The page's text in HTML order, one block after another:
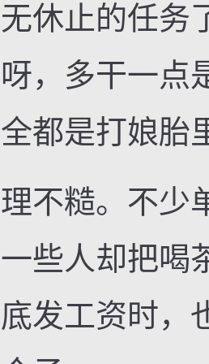
休止的任务
，多干一点
都是打娘胎
糙。不少
些人却把喝
发工资时，